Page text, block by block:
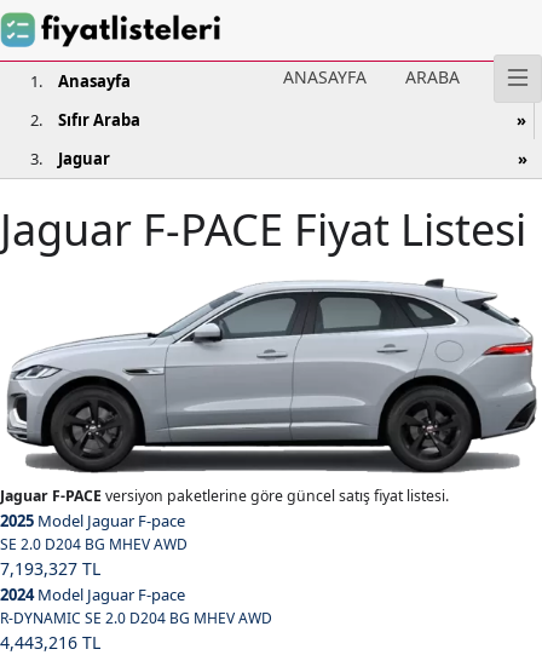
ANASAYFA ARABA
Anasayfa
Sıfır Araba
Jaguar
Jaguar F-PACE Fiyat Listesi
Jaguar F-PACEversiyon paketlerine göre güncel satış fiyat listesi.
2025 Model Jaguar F-pace
SE 2.0 D204 BG MHEV AWD
7,193,327 TL
2024Model Jaguar F-pace
R-DYNAMIC SE 2.0 D204 BG MHEV AWD
4,443,216 TL